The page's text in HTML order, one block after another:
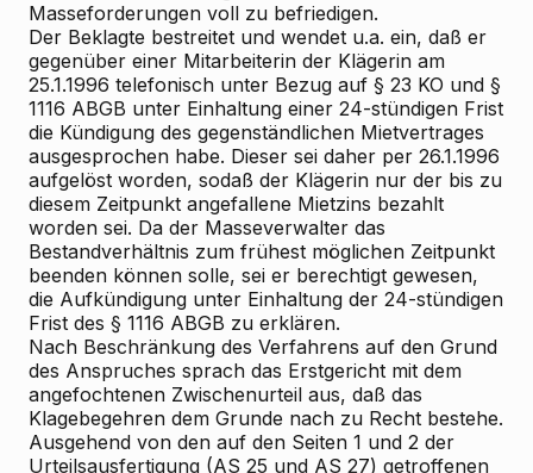
Masseforderungen voll zu befriedigen.
Der Beklagte bestreitet und wendet u.a. ein, daß er
gegenüber einer Mitarbeiterin der Klägerin am
25.1.1996 telefonisch unter Bezug auf § 23 KO und §
1116 ABGB unter Einhaltung einer 24-stündigen Frist
die Kündigung des gegenständlichen Mietvertrages
ausgesprochen habe. Dieser sei daher per 26.1.1996
aufgelöst worden, sodaß der Klägerin nur der bis zu
diesem Zeitpunkt angefallene Mietzins bezahlt
worden sei. Da der Masseverwalter das
Bestandverhältnis zum frühest möglichen Zeitpunkt
beenden können solle, sei er berechtigt gewesen,
die Aufkündigung unter Einhaltung der 24-stündigen
Frist des § 1116 ABGB zu erklären.
Nach Beschränkung des Verfahrens auf den Grund
des Anspruches sprach das Erstgericht mit dem
angefochtenen Zwischenurteil aus, daß das
Klagebegehren dem Grunde nach zu Recht bestehe.
Ausgehend von den auf den Seiten 1 und 2 der
Urteilsausfertigung (AS 25 und AS 27) getroffenen